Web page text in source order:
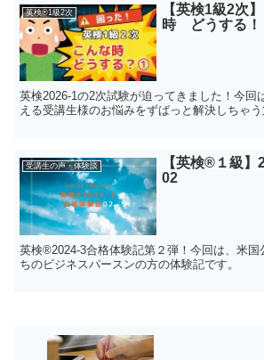
英検®1級2次
【英検1級2次
時 どうする
英検2026-1の2次試験が迫ってきました！今回
える受講生様のお悩みをずばっと解決しちゃう
受講生の声・体験談
【英検®︎１級
02
英検®︎2024-3合格体験記第２弾！今回は、米国
ちのビジネスパースンの方の体験記です。